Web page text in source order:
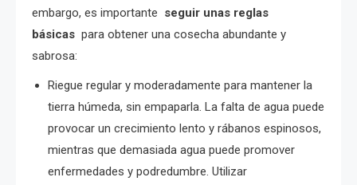
embargo, es importante seguir unas reglas
básicas para obtener una cosecha abundante y
sabrosa:
Riegue regular y moderadamente para mantener la
tierra húmeda, sin empaparla. La falta de agua puede
provocar un crecimiento lento y rábanos espinosos,
mientras que demasiada agua puede promover
enfermedades y podredumbre. Utilizar